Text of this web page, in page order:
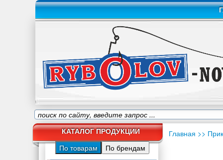
КАТАЛОГ ПРОДУКЦИИ
По товарам По брендам
Главная >>